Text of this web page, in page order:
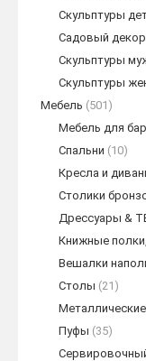
Скульптуры
Садовый декор
Скульптуры
Скульптуры
Мебель (501)
Мебель для
Спальни (10)
Кресла и
Столики
Дрессуары &
Книжные
Вешалки
Столы (21)
Пуфы (35)